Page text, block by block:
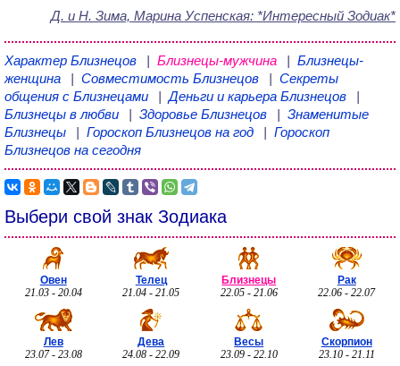
Д. и Н. Зима, Марина Успенская: *Интересный Зодиак*
Характер Близнецов | Близнецы-мужчина | Близнецы-
женщина
| Совместимость Близнецов | Секреты
общения с Близнецами
|Деньги и карьера Близнецов
|
Близнецы в любви
| Здоровье Близнецов | Знаменитые
Близнецы
| Гороскоп Близнецов на год | Гороскоп
Близнецов на сегодня
Выбери свой знак Зодиака
Овен
21.03 - 20.04
Телец
21.04 - 21.05
Близнецы
22.05 - 21.06
Рак
22.06 - 22.07
Лев
23.07 - 23.08
Дева
24.08 - 22.09
Весы
23.09 - 22.10
Скорпион
23.10 - 21.11